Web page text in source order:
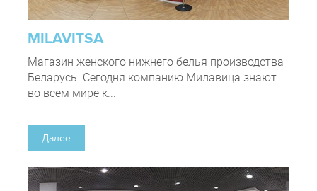
MILAVITSA
Магазин женского нижнего белья производства
Беларусь. Сегодня компанию Милавица знают
во всем мире к...
Далее